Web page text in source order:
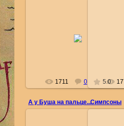
1711 0 5.0
А у Буша на пальце...Симпсоны